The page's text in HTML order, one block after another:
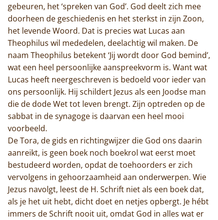
gebeuren, het ‘spreken van God’. God deelt zich mee
doorheen de geschiedenis en het sterkst in zijn Zoon,
het levende Woord. Dat is precies wat Lucas aan
Theophilus wil mededelen, deelachtig wil maken. De
naam Theophilus betekent ‘Jij wordt door God bemind’,
wat een heel persoonlijke aanspreekvorm is. Want wat
Lucas heeft neergeschreven is bedoeld voor ieder van
ons persoonlijk. Hij schildert Jezus als een Joodse man
die de dode Wet tot leven brengt. Zijn optreden op de
sabbat in de synagoge is daarvan een heel mooi
voorbeeld.
De Tora, de gids en richtingwijzer die God ons daarin
aanreikt, is geen boek noch boekrol wat eerst moet
bestudeerd worden, opdat de toehoorders er zich
vervolgens in gehoorzaamheid aan onderwerpen. Wie
Jezus navolgt, leest de H. Schrift niet als een boek dat,
als je het uit hebt, dicht doet en netjes opbergt. Je hébt
immers de Schrift nooit uit, omdat God in alles wat er